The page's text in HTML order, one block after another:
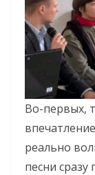
Во-первых,
реально
песни